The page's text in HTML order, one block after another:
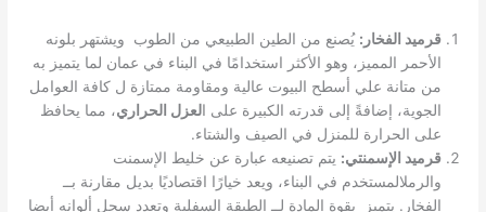
قرميد الفخار: يُصنع من الطين الطبيعي من الطوب ويشتهر بلونه
الأحمر المميز، وهو الأكثر استخدامًا في البناء في عمان لما يتميز به
من متانة علي أسطح البيوت عالية ومقاومة ممتازة ل كافة العوامل
الجوية، إضافةً إلى قدرته الكبيرة على العزل الحراري، مما يحافظ
على الحرارة للمنزل في الصيف والشتاء.
قرميد الإسمنتي: يتم تصنيعه عبارة عن خليط الإسمنت
والرملالمستخدم في البناء، ويعد خيارًا اقتصاديًا بديل مقارنة بــ
الفخار. يتميز بقوة المادة لــ الطبقة السفلية وتعدد سجل ألوانه أيضا